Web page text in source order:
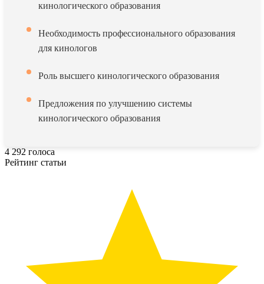
кинологического образования
Необходимость профессионального образования
для кинологов
Роль высшего кинологического образования
Предложения по улучшению системы
кинологического образования
4 292 голоса
Рейтинг статьи